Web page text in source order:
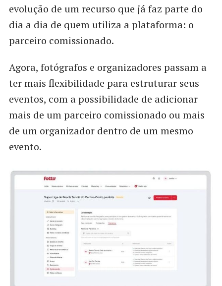
evolução de um recurso que já faz parte do
dia a dia de quem utiliza a plataforma: o
parceiro comissionado.
Agora, fotógrafos e organizadores passam a
ter mais flexibilidade para estruturar seus
eventos, com a possibilidade de adicionar
mais de um parceiro comissionado ou mais
de um organizador dentro de um mesmo
evento.